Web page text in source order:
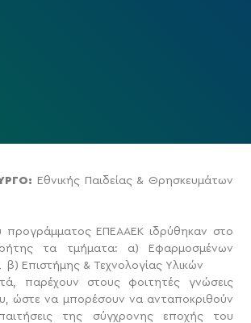
Εθνικής Παιδείας & Θρησκευμάτων
προγράμματος ΕΠΕΑΑΕΚ ιδρύθηκαν στο
τα τμήματα: α) Εφαρμοσμένων
β) Επιστήμης & Τεχνολογίας Υλικών
παρέχουν στους φοιτητές γνώσεις
ώστε να μπορέσουν να ανταποκριθούν
της σύγχρονης εποχής του